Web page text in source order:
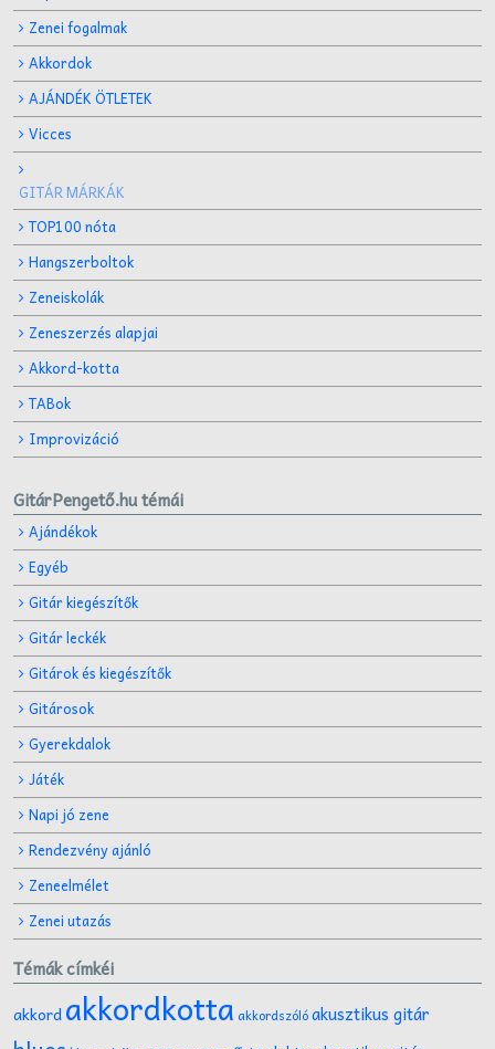
Zenei fogalmak
Akkordok
AJÁNDÉK ÖTLETEK
Vicces
GITÁR MÁRKÁK
TOP100 nóta
Hangszerboltok
Zeneiskolák
Zeneszerzés alapjai
Akkord-kotta
TABok
Improvizáció
GitárPengető.hu témái
Ajándékok
Egyéb
Gitár kiegészítők
Gitár leckék
Gitárok és kiegészítők
Gitárosok
Gyerekdalok
Játék
Napi jó zene
Rendezvény ajánló
Zeneelmélet
Zenei utazás
Témák címkéi
akkordakkordkotta akkordszólóakusztikus gitár